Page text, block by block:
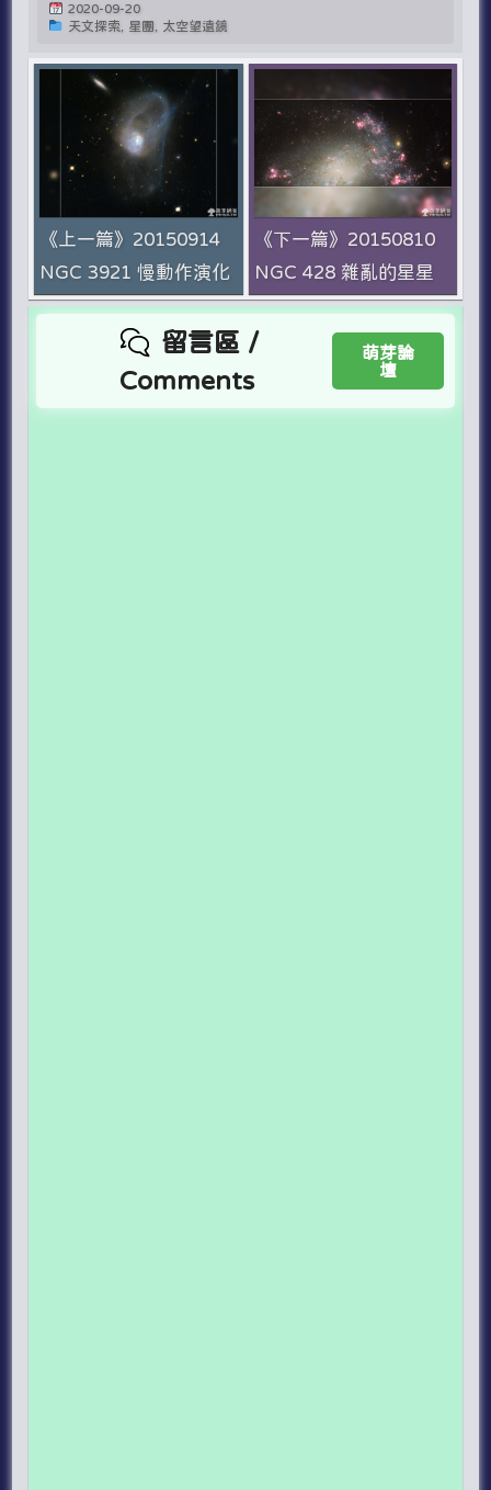
2020-09-20
天文探索, 星團, 太空望遠鏡
《上一篇》20150914
NGC 3921 慢動作演化
《下一篇》20150810
NGC 428 雜亂的星星
留言區 /
Comments
萌芽論
壇